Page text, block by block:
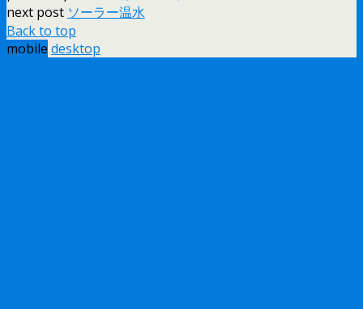
next post ソーラー温水
Back to top
mobile desktop